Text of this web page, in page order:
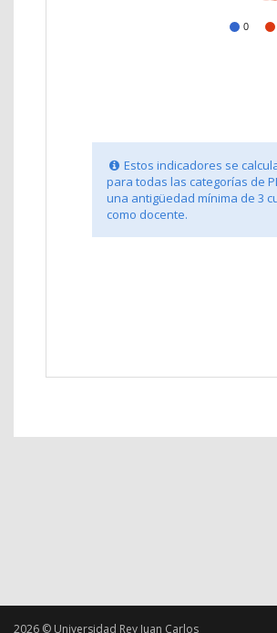
0
Estos indicadores se
para todas las categorías de
una antigüedad mínima de 3
como docente.
2026 © Universidad Rey Juan Carlos